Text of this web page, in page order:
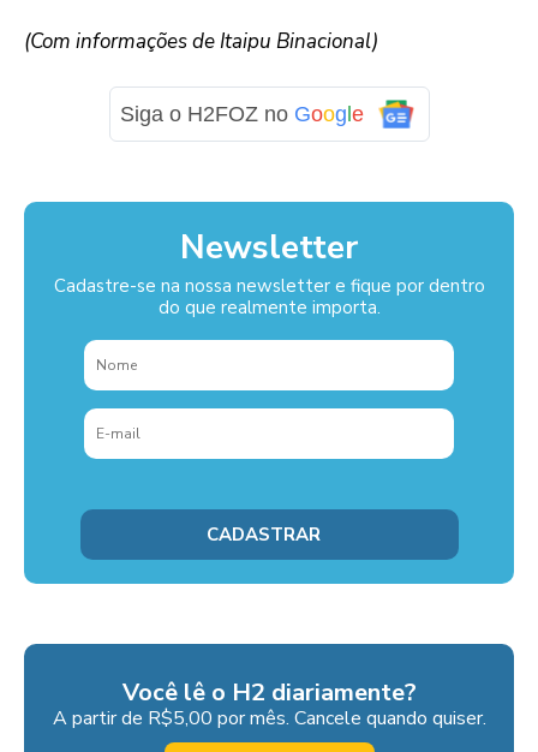
(Com informações de Itaipu Binacional)
Siga o H2FOZ no Google
Newsletter
Cadastre-se na nossa newsletter e fique por dentro
do que realmente importa.
Você lê o H2 diariamente?
A partir de R$5,00 por mês. Cancele quando quiser.